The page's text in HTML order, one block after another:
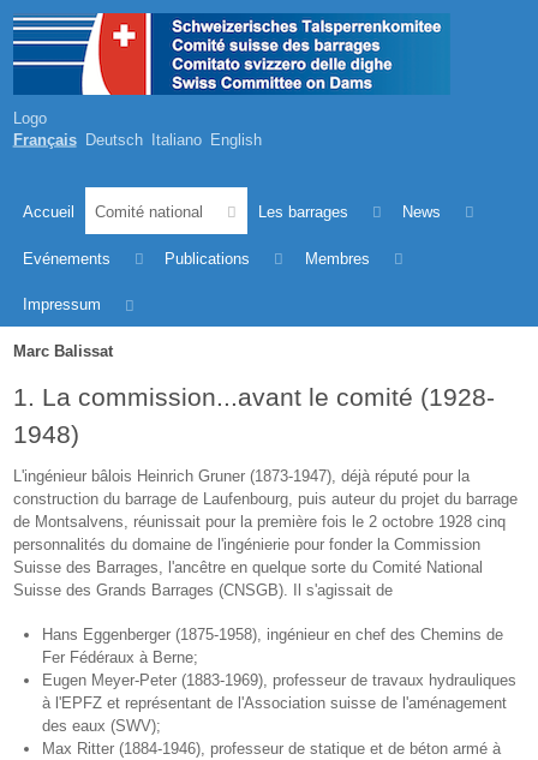
Logo
Français Deutsch Italiano English
Accueil Comité national Les barrages News
Evénements Publications Membres
Impressum
Marc Balissat
1. La commission...avant le comité (1928-
1948)
L'ingénieur bâlois Heinrich Gruner (1873-1947), déjà réputé pour la
construction du barrage de Laufenbourg, puis auteur du projet du barrage
de Montsalvens, réunissait pour la première fois le 2 octobre 1928 cinq
personnalités du domaine de l'ingénierie pour fonder la Commission
Suisse des Barrages, l'ancêtre en quelque sorte du Comité National
Suisse des Grands Barrages (CNSGB). Il s'agissait de
Hans Eggenberger (1875-1958), ingénieur en chef des Chemins de
Fer Fédéraux à Berne;
Eugen Meyer-Peter (1883-1969), professeur de travaux hydrauliques
à l'EPFZ et représentant de l'Association suisse de l'aménagement
des eaux (SWV);
Max Ritter (1884-1946), professeur de statique et de béton armé à